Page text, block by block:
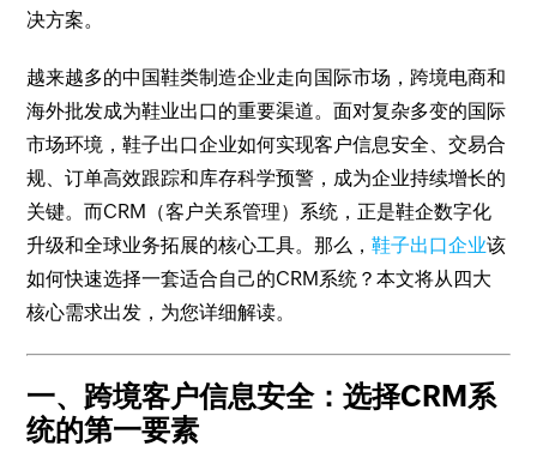
决方案。
越来越多的中国鞋类制造企业走向国际市场，跨境电商和
海外批发成为鞋业出口的重要渠道。面对复杂多变的国际
市场环境，鞋子出口企业如何实现客户信息安全、交易合
规、订单高效跟踪和库存科学预警，成为企业持续增长的
关键。而CRM（客户关系管理）系统，正是鞋企数字化
升级和全球业务拓展的核心工具。那么，鞋子出口企业该
如何快速选择一套适合自己的CRM系统？本文将从四大
核心需求出发，为您详细解读。
一、跨境客户信息安全：选择CRM系
统的第一要素